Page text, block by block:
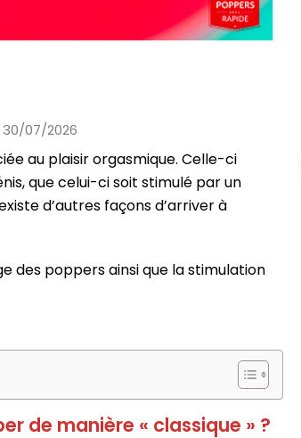
30/07/2026
au plaisir orgasmique. Celle-ci
que celui-ci soit stimulé par un
d’autres façons d’arriver à
des poppers ainsi que la stimulation
de manière « classique » ?